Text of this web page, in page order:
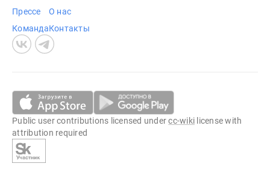
Прессе
Команда
О нас
Контакты
Public user contributions licensed undercc-wiki license with
attribution required